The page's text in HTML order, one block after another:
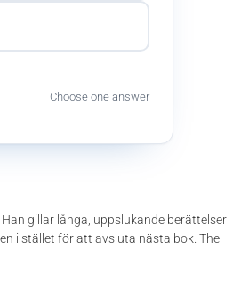
Choose one answer
gillar långa, uppslukande berättelser
i stället för att avsluta nästa bok. The